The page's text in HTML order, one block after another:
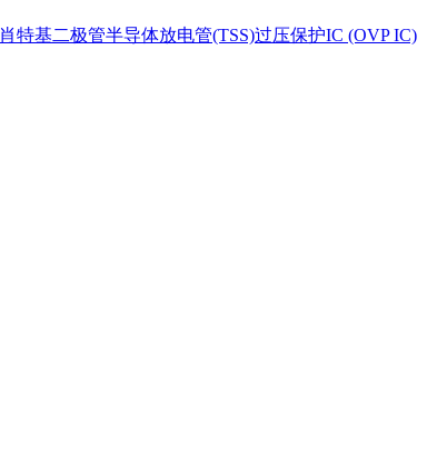
肖特基二极管半导体放电管(TSS)过压保护IC (OVP IC)